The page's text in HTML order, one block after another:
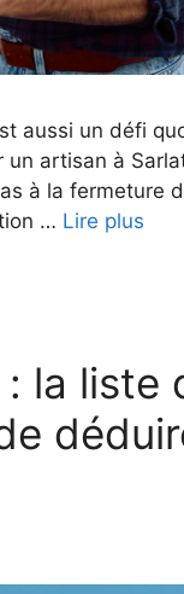
aussi un défi
un artisan à
à la fermeture
… Lire plus
la liste